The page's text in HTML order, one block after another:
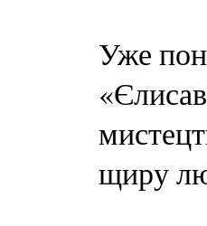
Уже
щиру